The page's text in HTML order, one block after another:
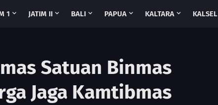
1 JATIM II BALI PAPUA KALTARA KALSEL
Satuan Binmas
Jaga Kamtibmas